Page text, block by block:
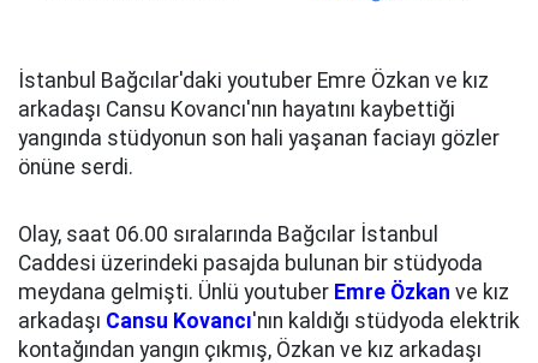
İstanbul Bağcılar'daki youtuber Emre Özkan ve kız
arkadaşı Cansu Kovancı'nın hayatını kaybettiği
yangında stüdyonun son hali yaşanan faciayı gözler
önüne serdi.
Olay, saat 06.00 sıralarında Bağcılar İstanbul
Caddesi üzerindeki pasajda bulunan bir stüdyoda
meydana gelmişti. Ünlü youtuber Emre Özkan ve kız
arkadaşı Cansu Kovancı'nın kaldığı stüdyoda elektrik
kontağından yangın çıkmış, Özkan ve kız arkadaşı